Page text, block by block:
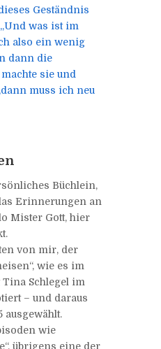
Geständnis
„Und was ist im
also ein wenig
dann die
machte sie und
muss ich neu
Büchlein,
Erinnerungen an
Mister Gott, hier
von mir, der
wie es im
Schlegel im
– und daraus
ausgewählt.
wie
übrigens eine der